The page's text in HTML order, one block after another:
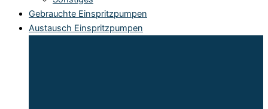
Gebrauchte Einspritzpumpen
Austausch Einspritzpumpen